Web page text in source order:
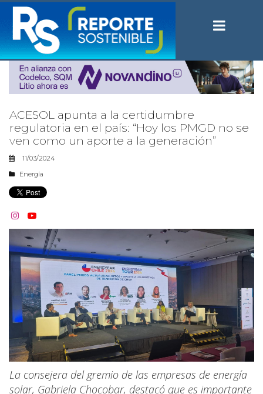
ACESOL apunta a la certidumbre
regulatoria en el país: “Hoy los PMGD no se
ven como un aporte a la generación”
11/03/2024
Energía
 
La consejera del gremio de las empresas de energía
solar, Gabriela Chocobar, destacó que es importante